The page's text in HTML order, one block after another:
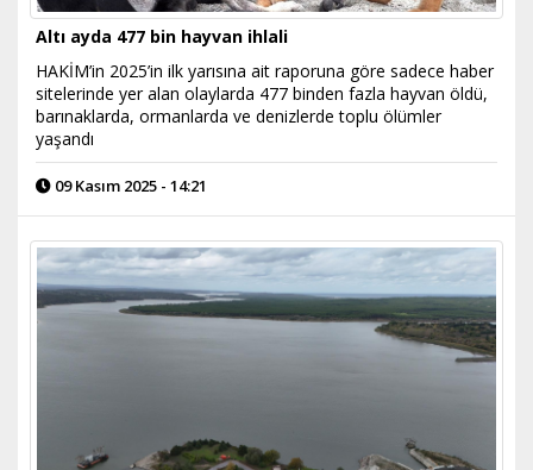
Altı ayda 477 bin hayvan ihlali
HAKİM’in 2025’in ilk yarısına ait raporuna göre sadece haber
sitelerinde yer alan olaylarda 477 binden fazla hayvan öldü,
barınaklarda, ormanlarda ve denizlerde toplu ölümler
yaşandı
09 Kasım 2025 - 14:21